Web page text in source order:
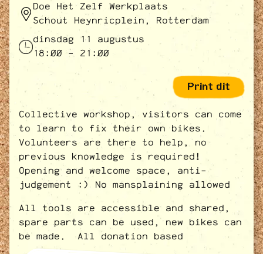
Doe Het Zelf Werkplaats
Schout Heynricplein, Rotterdam
dinsdag 11 augustus
18:00 - 21:00
Print dit
Collective workshop, visitors can come
to learn to fix their own bikes.
Volunteers are there to help, no
previous knowledge is required!
Opening and welcome space, anti-
judgement :) No mansplaining allowed
All tools are accessible and shared,
spare parts can be used, new bikes can
be made. All donation based